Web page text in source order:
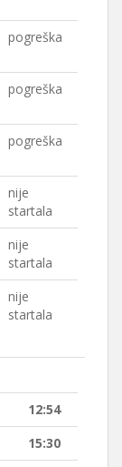
pogreška
pogreška
pogreška
nije
startala
nije
startala
nije
startala
12:54
15:30